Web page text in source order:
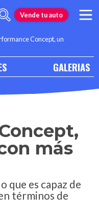
Vende tu auto
Concept, un
GALERIAS
más
que es capaz de
términos de